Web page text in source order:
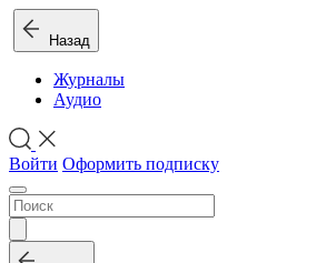
Назад
Журналы
Аудио
Войти Оформить подписку